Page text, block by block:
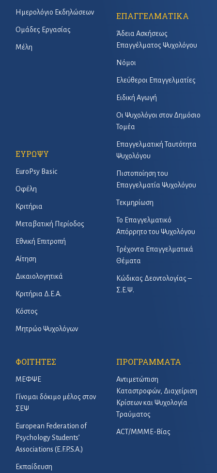
Ημερολόγιο Εκδηλώσεων
Ομάδες Εργασίας
Μέλη
ΕΠΑΓΓΕΛΜΑΤΙΚΑ
Άδεια Ασκήσεως
Επαγγέλματος Ψυχολόγου
Νόμοι
Ελεύθεροι Επαγγελματίες
Ειδική Αγωγή
Οι Ψυχολόγοι στον Δημόσιο
Τομέα
Επαγγελματική Ταυτότητα
Ψυχολόγου
Πιστοποίηση του
Επαγγελματία Ψυχολόγου
Τεκμηρίωση
Το Επαγγελματικό
Απόρρητο του Ψυχολόγου
Τρέχοντα Επαγγελματικά
Θέματα
Κώδικας Δεοντολογίας –
Σ.Ε.Ψ.
ΕΥΡΩΨΥ
EuroPsy Basic
Οφέλη
Κριτήρια
Μεταβατική Περίοδος
Εθνική Επιτροπή
Αίτηση
Δικαιολογητικά
Κριτήρια Δ.Ε.Α.
Κόστος
Μητρώο Ψυχολόγων
ΦΟΙΤΗΤΕΣ
ΜΕΦΨΕ
Γίνομαι δόκιμο μέλος στον
ΣΕΨ
European Federation of
Psychology Students’
Associations (E.F.P.S.A.)
Εκπαίδευση
ΠΡΟΓΡΑΜΜΑΤΑ
Αντιμετώπιση
Καταστροφών, Διαχείριση
Κρίσεων και Ψυχολογία
Τραύματος
ACT/ΜΜΜΕ-Βίας